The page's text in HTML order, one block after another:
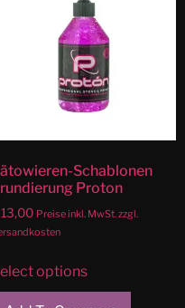
Schablonen
Proton
Preise inkl. MwSt. zzgl.
options